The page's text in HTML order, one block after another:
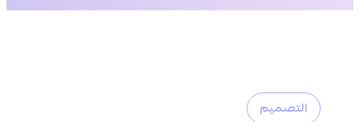
التصميم